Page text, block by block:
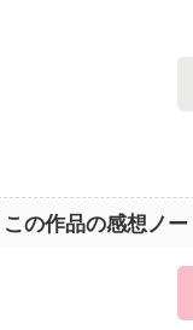
この作品の感想ノー